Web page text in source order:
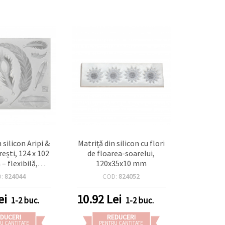
silicon Aripi &
124 x 102
– flexibilă,
pentru
argilă
fondant,
pentru
824044
1-2 buc.
CANTITATE
Matriță din silicon cu flori
de floarea-soarelui,
120x35x10 mm
COD: 824052
10.92Lei 1-2 buc.
REDUCERI
PENTRU CANTITATE